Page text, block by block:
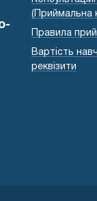
(Приймальна
Правила
Вартість
реквізити